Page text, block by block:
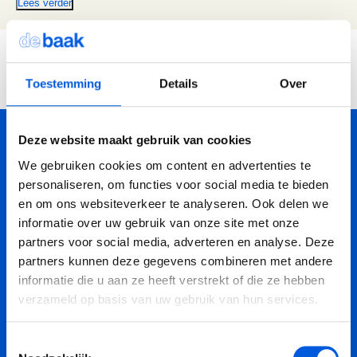
Toestemming Details Over
Deze website maakt gebruik van cookies
We gebruiken cookies om content en advertenties te
personaliseren, om functies voor social media te bieden
en om ons websiteverkeer te analyseren. Ook delen we
informatie over uw gebruik van onze site met onze
partners voor social media, adverteren en analyse. Deze
partners kunnen deze gegevens combineren met andere
informatie die u aan ze heeft verstrekt of die ze hebben
verzameld op basis van uw gebruik van hun services.
Thema's
Communicatie
Invloed en verandermanagement
Persoonlijke ontwikkeling
NIEUW
Leiderschap, Mens en Technologie
Verdiep je leiderschap in relatie tot technologie, AI
en strategie
Young Talent
Professionals
Professionele vaardigheden
Stevige basis voor leiderschap
Verdiepend leiderschap
Cultuur en leiderschapsontwikkeling
Maatschappelijke impact
Personal Coaching
Executive Coaching
Loopbaancoaching
Coach opleidingen
Coach Practitioner
De Teamcoach
Informatiebijeenkomst
Missie en visie
Locaties
Onze mensen
Leerfilosofie
Werken bij
Adviesgesprek Incompany
Pers of samenwerkingen
Onze locaties
Bezoek ons in Noordwijk of Driebergen
Adresgegevens
Lees verder
Je bevindt je hier:
Home Over de Baak Onze mensen Hans Schenkels
8,5
Onze waardering van
7968 deelnemers
Laat je elke maand inspireren
met o.a. podcasts en artikelen over leiderschap en